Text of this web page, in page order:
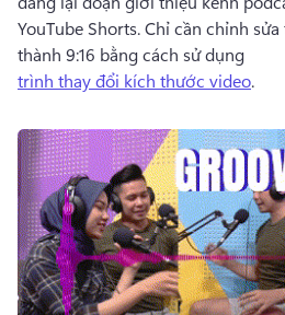
YouTube Shorts. Chỉ cần chỉnh
thành 9:16 bằng cách sử dụng
trình thay đổi kích thước video.